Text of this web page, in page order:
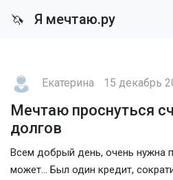
🦄 Я мечтаю.ру
Екатерина 15 декабрь
Мечтаю проснуться
долгов
Всем добрый день, очень нужна
может... Был один кредит,